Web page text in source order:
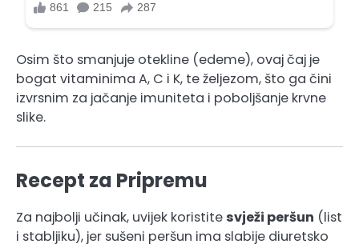
Osim što smanjuje otekline (edeme), ovaj čaj je
bogat vitaminima A, C i K, te željezom, što ga čini
izvrsnim za jačanje imuniteta i poboljšanje krvne
slike.
Recept za Pripremu
Za najbolji učinak, uvijek koristite svježi peršun (list
i stabljiku), jer sušeni peršun ima slabije diuretsko